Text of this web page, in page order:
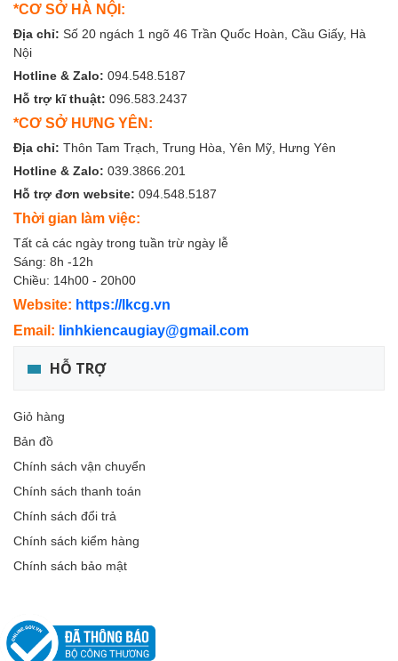
*CƠ SỞ HÀ NỘI:
Địa chỉ: Số 20 ngách 1 ngõ 46 Trần Quốc Hoàn, Cầu Giấy, Hà
Nội
Hotline & Zalo: 094.548.5187
Hỗ trợ kĩ thuật: 096.583.2437
*CƠ SỞ HƯNG YÊN:
Địa chỉ: Thôn Tam Trạch, Trung Hòa, Yên Mỹ, Hưng Yên
Hotline & Zalo: 039.3866.201
Hỗ trợ đơn website: 094.548.5187
Thời gian làm việc:
Tất cả các ngày trong tuần trừ ngày lễ
Sáng: 8h -12h
Chiều: 14h00 - 20h00
Website: https://lkcg.vn
Email: linhkiencaugiay@gmail.com
HỖ TRỢ
Giỏ hàng
Bản đồ
Chính sách vận chuyển
Chính sách thanh toán
Chính sách đổi trả
Chính sách kiểm hàng
Chính sách bảo mật